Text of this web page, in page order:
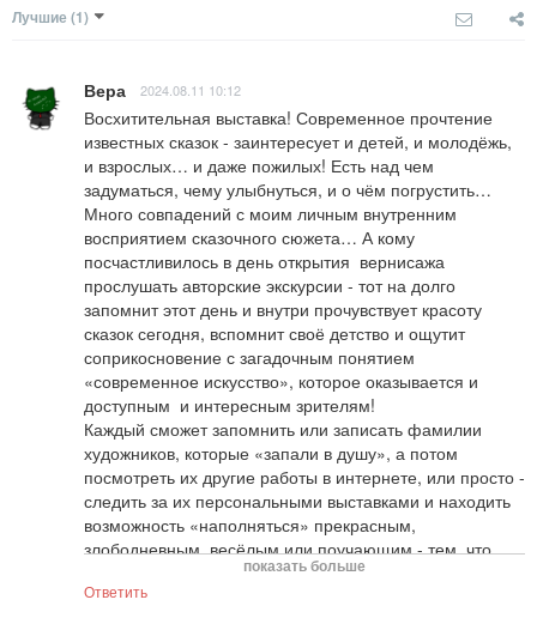
Лучшие (1)
Вера 2024.08.11 10:12
Восхитительная выставка! Современное прочтение
известных сказок - заинтересует и детей, и молодёжь,
и взрослых… и даже пожилых! Есть над чем
задуматься, чему улыбнуться, и о чём погрустить…
Много совпадений с моим личным внутренним
восприятием сказочного сюжета… А кому
посчастливилось в день открытия  вернисажа
прослушать авторские экскурсии - тот на долго
запомнит этот день и внутри прочувствует красоту
сказок сегодня, вспомнит своё детство и ощутит
соприкосновение с загадочным понятием
«современное искусство», которое оказывается и
доступным  и интересным зрителям!
Каждый сможет запомнить или записать фамилии
художников, которые «запали в душу», а потом
посмотреть их другие работы в интернете, или просто -
следить за их персональными выставками и находить
возможность «наполняться» прекрасным,
злободневным, весёлым или поучающим - тем, что
творят мастера сегодня для вечности!
Мой выбор: Тимофей Смирнов, Георгий Острецов,
показать больше
Ответить